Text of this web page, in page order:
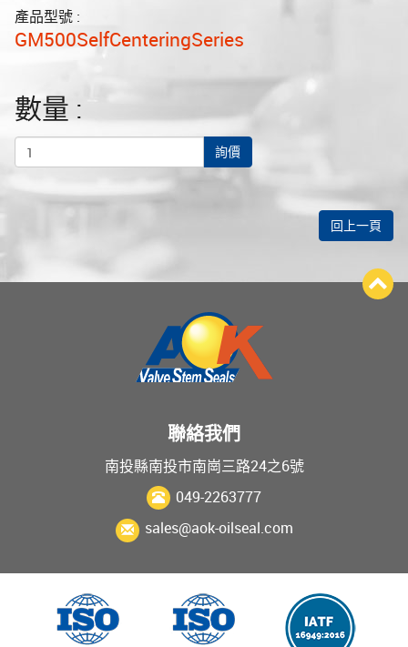
產品型號 :
GM500SelfCenteringSeries
數量 :
詢價
回上一頁
聯絡我們
南投縣南投市南崗三路24之6號
049-2263777
sales@aok-oilseal.com